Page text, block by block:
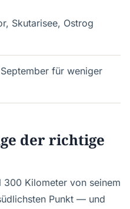
Skutarisee, Ostrog
für weniger
der richtige
Kilometer von seinem
Punkt — und